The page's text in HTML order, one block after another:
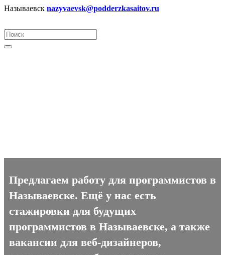
Называевск nazyvaevsk@podderzkasaitov.ru
Предлагаем работу для программистов в
Называевске. Ещё у нас есть
стажировки для будущих
программистов в Называевске, а также
вакансии для веб-дизайнеров,